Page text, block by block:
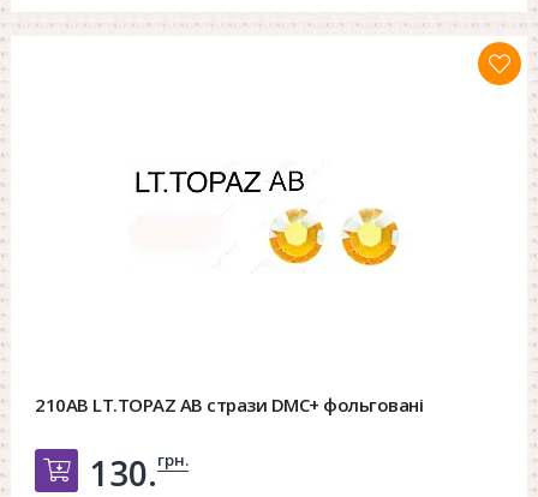
210AB LT.TOPAZ AB стрази DMC+ фольговані
Добавить в корзину
130.грн.